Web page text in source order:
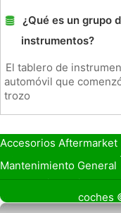
¿Qué es un grupo
instrumentos?
El tablero de
automóvil que
trozo
Accesorios Aftermarket
Seguro de Coche
Mantenimiento General
Seguridad Vial
Vender Mi Cochecoches